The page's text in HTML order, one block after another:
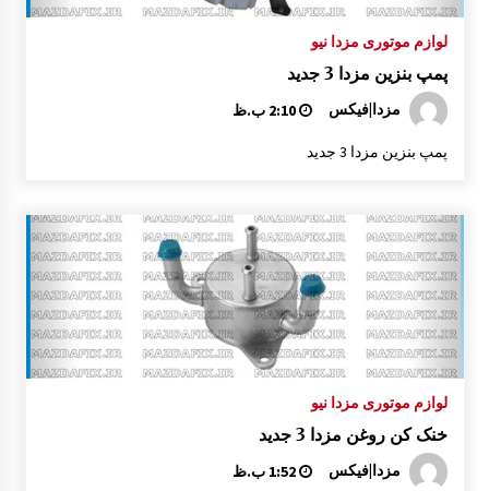
لوازم موتوری مزدا نیو
پمپ بنزین مزدا 3 جدید
مزدا|فیکس 2:10 ب.ظ
پمپ بنزین مزدا 3 جدید
لوازم موتوری مزدا نیو
خنک کن روغن مزدا 3 جدید
مزدا|فیکس 1:52 ب.ظ